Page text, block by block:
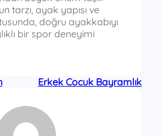
tarzı, ayak yapısı ve
doğru ayakkabıyı
bir spor deneyimi
Erkek Cocuk Bayramlık